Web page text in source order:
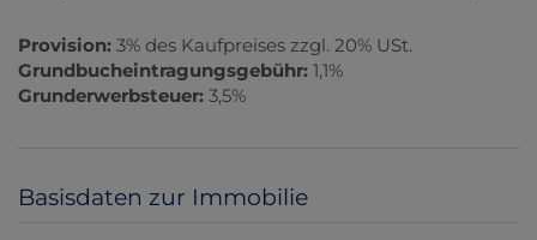
Provision: 3% des Kaufpreises zzgl. 20% USt.
Grundbucheintragungsgebühr: 1,1%
Grunderwerbsteuer: 3,5%
Basisdaten zur Immobilie